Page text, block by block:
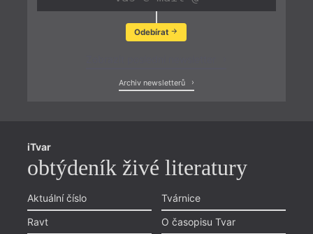
Odebírat
Archiv newsletterů
iTvar
obtýdeník živé literatury
Aktuální číslo
Ravt
Tvárnice
O časopisu Tvar